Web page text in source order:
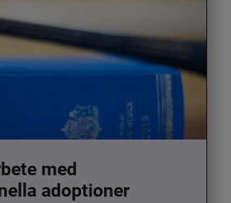
med
adoptioner